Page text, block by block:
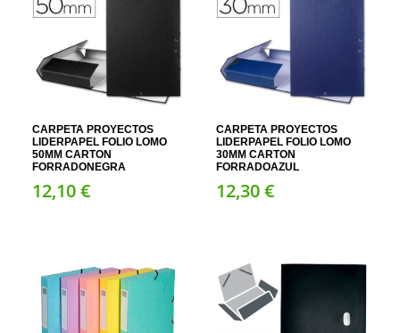
CARPETA PROYECTOS
LIDERPAPEL FOLIO LOMO
50MM CARTON
FORRADONEGRA
12,10€
CARPETA PROYECTOS
LIDERPAPEL FOLIO LOMO
30MM CARTON
FORRADOAZUL
12,30€